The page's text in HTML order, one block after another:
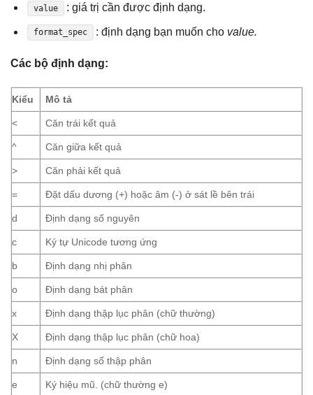
value : giá trị cần được định dạng.
format_spec : định dạng bạn muốn cho value.
Các bộ định dạng:
Kiểu Mô tả
< Căn trái kết quả
^ Căn giữa kết quả
> Căn phải kết quả
= Đặt dấu dương (+) hoặc âm (-) ở sát lề bên trái
d Định dạng số nguyên
c Ký tự Unicode tương ứng
b Định dạng nhị phân
o Định dạng bát phân
x Định dạng thập lục phân (chữ thường)
X Định dạng thập lục phân (chữ hoa)
n Định dạng số thập phân
e Ký hiệu mũ. (chữ thường e)